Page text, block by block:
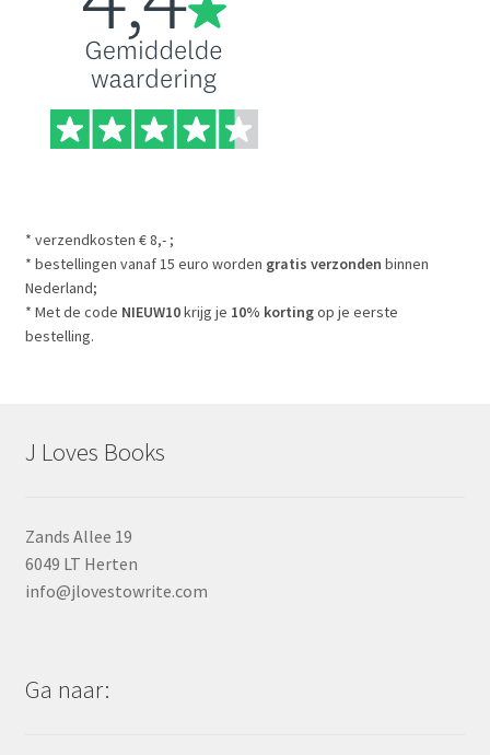
* verzendkosten € 8,- ;
* bestellingen vanaf 15 euro worden gratis verzonden binnen
Nederland;
* Met de code NIEUW10krijg je 10% kortingop je eerste
bestelling.
J Loves Books
Zands Allee 19
6049 LT Herten
info@jlovestowrite.com
Ga naar: